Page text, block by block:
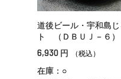
道後ビール・宇和島
ト （ＤＢＵＪ－６
6,930 円 （税込）
在庫：○